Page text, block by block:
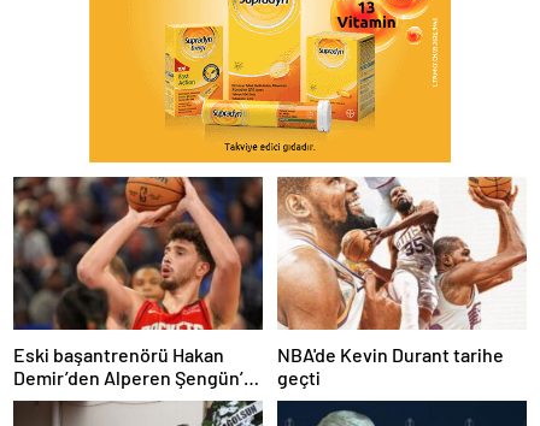
Eski başantrenörü Hakan
Demir’den Alperen Şengün’e
övgü
NBA'de Kevin Durant tarihe
geçti